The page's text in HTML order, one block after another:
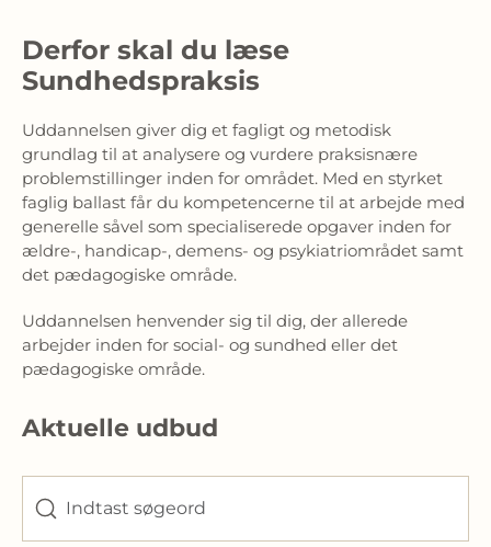
Derfor skal du læse
Sundhedspraksis
Uddannelsen giver dig et fagligt og metodisk
grundlag til at analysere og vurdere praksisnære
problemstillinger inden for området. Med en styrket
faglig ballast får du kompetencerne til at arbejde med
generelle såvel som specialiserede opgaver inden for
ældre-, handicap-, demens- og psykiatriområdet samt
det pædagogiske område.
Uddannelsen henvender sig til dig, der allerede
arbejder inden for social- og sundhed eller det
pædagogiske område.
Aktuelle udbud
Indtast søgeord